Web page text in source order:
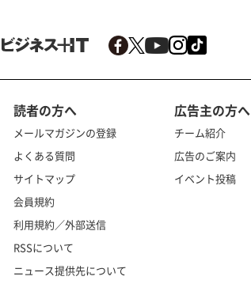
読者の方へ
メールマガジンの登録
よくある質問
サイトマップ
会員規約
利用規約／外部送信
RSSについて
ニュース提供先について
広告主の方へ
チーム紹介
広告のご案内
イベント投稿